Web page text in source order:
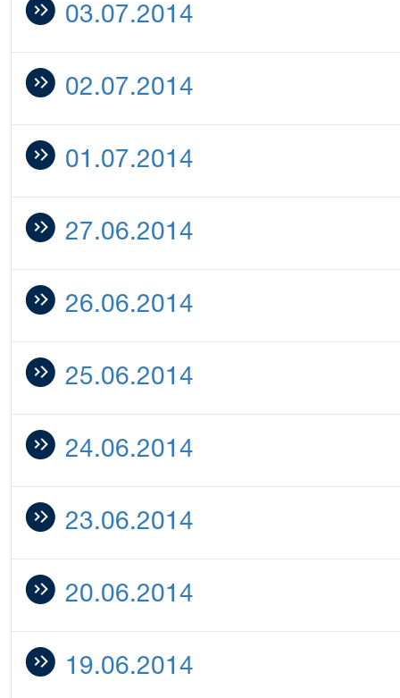
03.07.2014
02.07.2014
01.07.2014
27.06.2014
26.06.2014
25.06.2014
24.06.2014
23.06.2014
20.06.2014
19.06.2014